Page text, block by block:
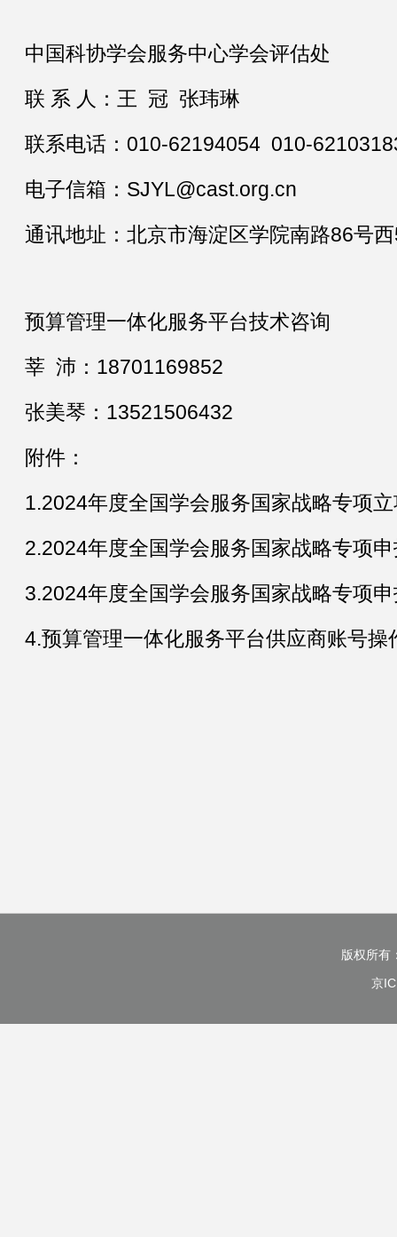
中国科协学会服务中心学会评估处
联 系 人：王 冠 张玮琳
联系电话：010-62194054 010-
电子信箱：SJYL@cast.org.cn
通讯地址：北京市海淀区学院南路86号
预算管理一体化服务平台技术咨询
莘 沛：18701169852
张美琴：13521506432
附件：
1.2024年度全国学会服务国家战略专项
2.2024年度全国学会服务国家战略专项
3.2024年度全国学会服务国家战略专项
4.预算管理一体化服务平台供应商账号操
版权所有
京